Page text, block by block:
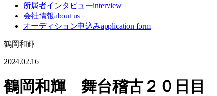
所属者インタビューinterview
会社情報about us
オーディション申込みapplication form
鶴岡和輝
2024.02.16
鶴岡和輝 舞台稽古２０日目